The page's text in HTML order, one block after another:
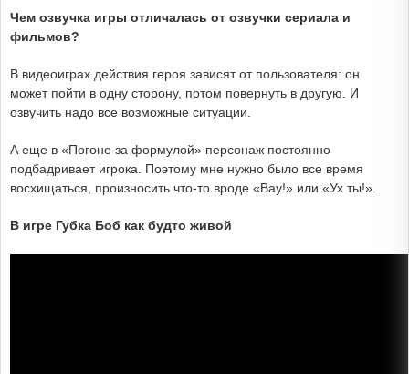
Чем озвучка игры отличалась от озвучки сериала и
фильмов?
В видеоиграх действия героя зависят от пользователя: он
может пойти в одну сторону, потом повернуть в другую. И
озвучить надо все возможные ситуации.
А еще в «Погоне за формулой» персонаж постоянно
подбадривает игрока. Поэтому мне нужно было все время
восхищаться, произносить что-то вроде «Вау!» или «Ух ты!».
В игре Губка Боб как будто живой